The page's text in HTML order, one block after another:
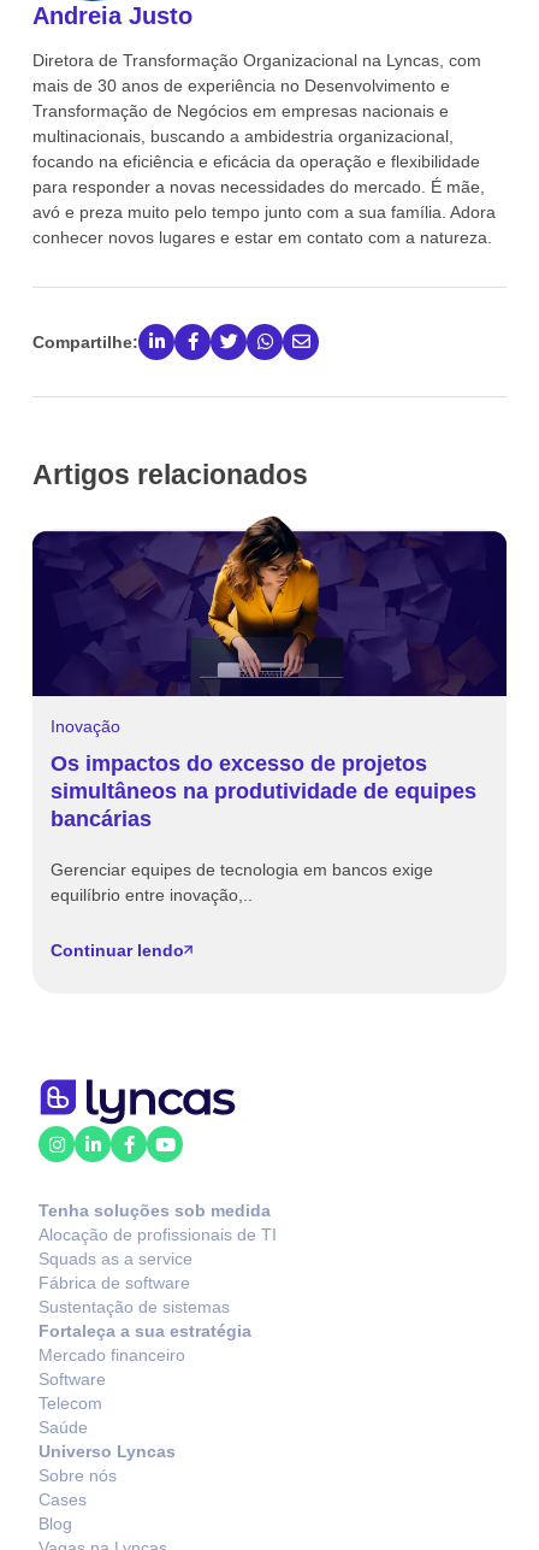
Andreia Justo
Diretora de Transformação Organizacional na Lyncas, com
mais de 30 anos de experiência no Desenvolvimento e
Transformação de Negócios em empresas nacionais e
multinacionais, buscando a ambidestria organizacional,
focando na eficiência e eficácia da operação e flexibilidade
para responder a novas necessidades do mercado. É mãe,
avó e preza muito pelo tempo junto com a sua família. Adora
conhecer novos lugares e estar em contato com a natureza.
Compartilhe:
Artigos relacionados
Inovação
Os impactos do excesso de projetos
simultâneos na produtividade de equipes
bancárias
Gerenciar equipes de tecnologia em bancos exige
equilíbrio entre inovação,..
Continuar lendo
Tenha soluções sob medida
Alocação de profissionais de TI
Squads as a service
Fábrica de software
Sustentação de sistemas
Fortaleça a sua estratégia
Mercado financeiro
Software
Telecom
Saúde
Universo Lyncas
Sobre nós
Cases
Blog